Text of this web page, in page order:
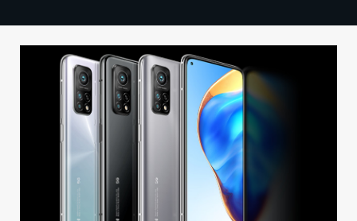
TECHBBS
VAIHDA TEEMA